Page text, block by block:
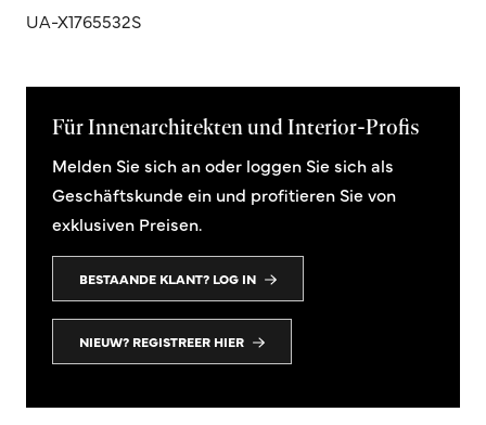
UA-X1765532S
Für Innenarchitekten und Interior-Profis
Melden Sie sich an oder loggen Sie sich als
Geschäftskunde ein und profitieren Sie von
exklusiven Preisen.
BESTAANDE KLANT? LOG IN
NIEUW? REGISTREER HIER